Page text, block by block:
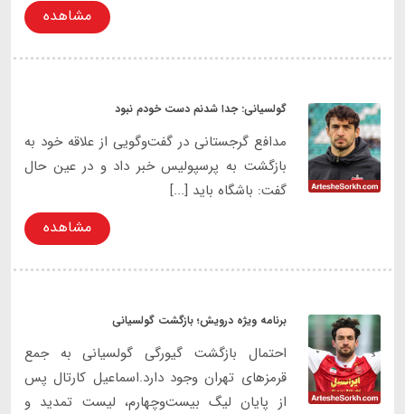
مشاهده
گولسیانی: جدا شدنم دست خودم نبود
مدافع گرجستانی در گفت‌وگویی از علاقه خود به
بازگشت به پرسپولیس خبر داد و در عین حال
گفت: باشگاه باید [...]
مشاهده
برنامه ویژه درویش؛ بازگشت گولسیانی
احتمال بازگشت گیورگی گولسیانی به جمع
قرمزهای تهران وجود دارد.اسماعیل کارتال پس
از پایان لیگ بیست‌وچهارم، لیست تمدید و